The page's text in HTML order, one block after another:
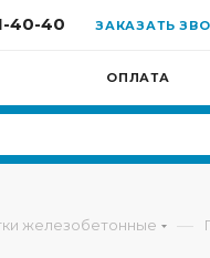
40-40 ЗАКАЗАТЬ
ОПЛАТА
железобетонные —